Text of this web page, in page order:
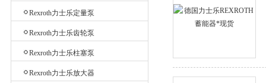
Rexroth力士乐定量泵
Rexroth力士乐齿轮泵
Rexroth力士乐柱塞泵
Rexroth力士乐放大器